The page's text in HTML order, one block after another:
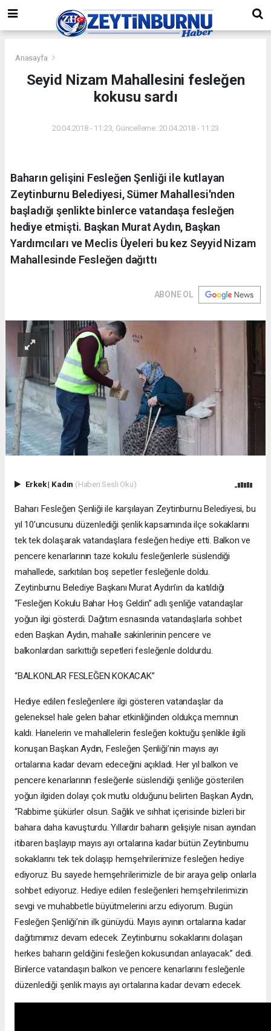
Anasayfa
Seyid Nizam Mahallesini fesleğen
kokusu sardı
20.04.2018 - 11:23, Güncelleme: 20.04.2018 - 11:23
Baharın gelişini Fesleğen Şenliği ile kutlayan
Zeytinburnu Belediyesi, Sümer Mahallesi'nden
başladığı şenlikte binlerce vatandaşa fesleğen
hediye etmişti. Başkan Murat Aydın, Başkan
Yardımcıları ve Meclis Üyeleri bu kez Seyyid Nizam
Mahallesinde Fesleğen dağıttı
ABONE OL
Erkek| Kadın (Haberi Sesli Oku)
Baharı Fesleğen Şenliği ile karşılayan Zeytinburnu Belediyesi, bu
yıl 10’uncusunu düzenlediği şenlik kapsamında ilçe sokaklarını
tek tek dolaşarak vatandaşlara fesleğen hediye etti. Balkon ve
pencere kenarlarının taze kokulu fesleğenlerle süslendiği
mahallede, sarkıtılan boş sepetler fesleğenle doldu.
Zeytinburnu Belediye Başkanı Murat Aydın’ın da katıldığı
“Fesleğen Kokulu Bahar Hoş Geldin” adlı şenliğe vatandaşlar
yoğun ilgi gösterdi. Dağıtım esnasında vatandaşlarla sohbet
eden Başkan Aydın, mahalle sakinlerinin pencere ve
balkonlardan sarkıttığı sepetleri fesleğenle doldurdu.
“BALKONLAR FESLEĞEN KOKACAK”
Hediye edilen fesleğenlere ilgi gösteren vatandaşlar da
geleneksel hale gelen bahar etkinliğinden oldukça memnun
kaldı. Hanelerin ve mahallelerin fesleğen koktuğu şenlikle ilgili
konuşan Başkan Aydın, Fesleğen Şenliği’nin mayıs ayı
ortalarına kadar devam edeceğini açıkladı. Her yıl balkon ve
pencere kenarlarının fesleğenle süslendiği şenliğe gösterilen
yoğun ilgiden dolayı çok mutlu olduğunu belirten Başkan Aydın,
“Rabbime şükürler olsun. Sağlık ve sıhhat içerisinde bizleri bir
bahara daha kavuşturdu. Yıllardır baharın gelişiyle nisan ayından
itibaren başlayıp mayıs ayı ortalarına kadar bütün Zeytinburnu
sokaklarını tek tek dolaşıp hemşehrilerimize fesleğen hediye
ediyoruz. Bu sayede hemşehrilerimizle de bir araya gelip onlarla
sohbet ediyoruz. Hediye edilen fesleğenleri hemşehrilerimizin
sevgi ve muhabbetle büyütmelerini arzu ediyorum. Bugün
Fesleğen Şenliği’nin ilk günüydü. Mayıs ayının ortalarına kadar
dağıtımımız devam edecek. Zeytinburnu sokaklarını dolaşan
herkes baharın geldiğini fesleğen kokusundan anlayacak.” dedi.
Binlerce vatandaşın balkon ve pencere kenarlarını fesleğenle
düzenlediği şenlik mayıs ayı ortalarına kadar devam edecek.